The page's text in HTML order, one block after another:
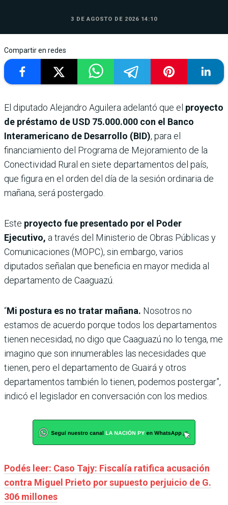
3 DE AGOSTO DE 2026 14:10
Compartir en redes
El diputado Alejandro Aguilera adelantó que el proyecto
de préstamo de USD 75.000.000 con el Banco
Interamericano de Desarrollo (BID), para el
financiamiento del Programa de Mejoramiento de la
Conectividad Rural en siete departamentos del país,
que figura en el orden del día de la sesión ordinaria de
mañana, será postergado.
Este proyecto fue presentado por el Poder
Ejecutivo, a través del Ministerio de Obras Públicas y
Comunicaciones (MOPC), sin embargo, varios
diputados señalan que beneficia en mayor medida al
departamento de Caaguazú.
“Mi postura es no tratar mañana. Nosotros no
estamos de acuerdo porque todos los departamentos
tienen necesidad, no digo que Caaguazú no lo tenga, me
imagino que son innumerables las necesidades que
tienen, pero el departamento de Guairá y otros
departamentos también lo tienen, podemos postergar”,
indicó el legislador en conversación con los medios.
Podés leer: Caso Tajy: Fiscalía ratifica acusación
contra Miguel Prieto por supuesto perjuicio de G.
306 millones